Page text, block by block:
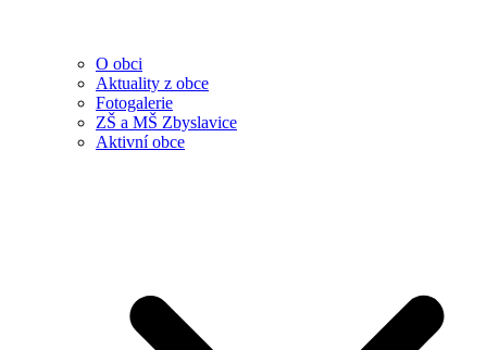
O obci
Aktuality z obce
Fotogalerie
ZŠ a MŠ Zbyslavice
Aktivní obce